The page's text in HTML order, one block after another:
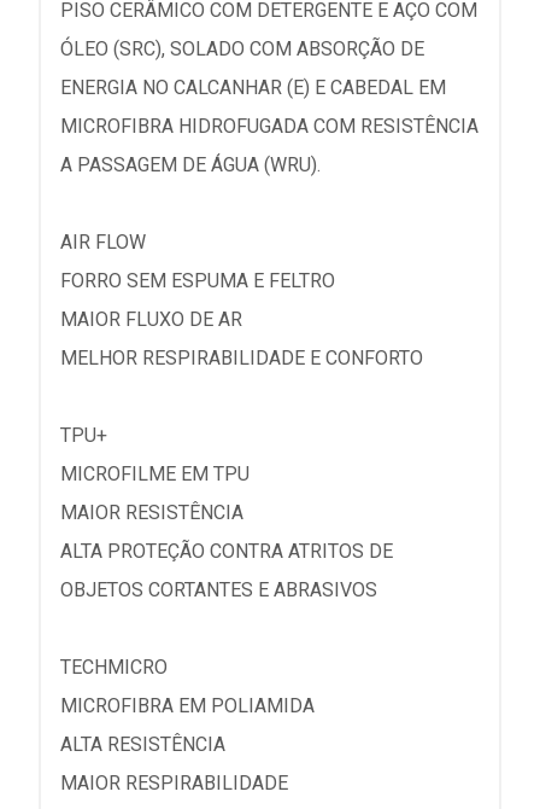
PISO CERÂMICO COM DETERGENTE E AÇO COM
ÓLEO (SRC), SOLADO COM ABSORÇÃO DE
ENERGIA NO CALCANHAR (E) E CABEDAL EM
MICROFIBRA HIDROFUGADA COM RESISTÊNCIA
A PASSAGEM DE ÁGUA (WRU).
AIR FLOW
FORRO SEM ESPUMA E FELTRO
MAIOR FLUXO DE AR
MELHOR RESPIRABILIDADE E CONFORTO
TPU+
MICROFILME EM TPU
MAIOR RESISTÊNCIA
ALTA PROTEÇÃO CONTRA ATRITOS DE
OBJETOS CORTANTES E ABRASIVOS
TECHMICRO
MICROFIBRA EM POLIAMIDA
ALTA RESISTÊNCIA
MAIOR RESPIRABILIDADE